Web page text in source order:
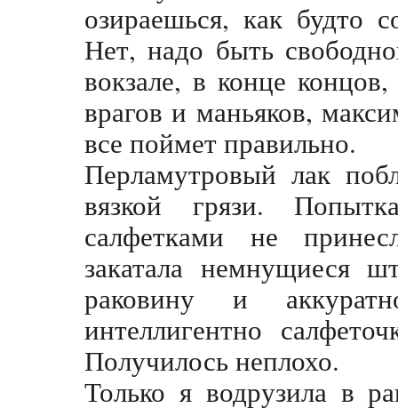
озираешься, как будто
Нет, надо быть
вокзале, в конце
врагов и маньяков,
все поймет правильно.
Перламутровый лак
вязкой грязи.
салфетками не
закатала немнущиеся
раковину и
интеллигентно
Получилось неплохо.
Только я водрузила в